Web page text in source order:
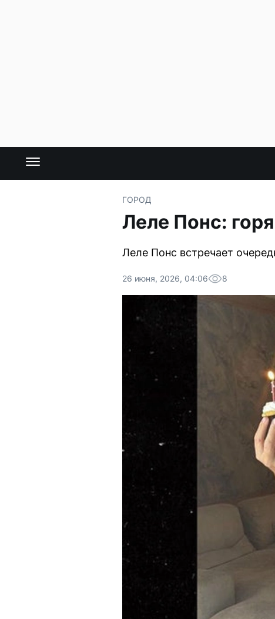
ГОРОД
Леле Понс:
Леле Понс встречает
26 июня, 2026, 04:06 8